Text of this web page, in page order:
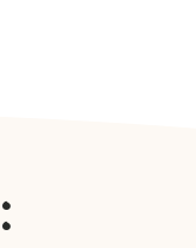
: